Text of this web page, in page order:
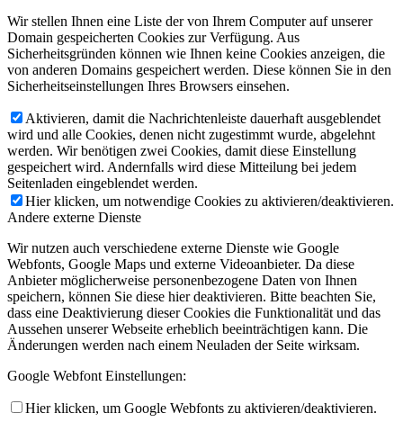
Wir stellen Ihnen eine Liste der von Ihrem Computer auf unserer
Domain gespeicherten Cookies zur Verfügung. Aus
Sicherheitsgründen können wie Ihnen keine Cookies anzeigen, die
von anderen Domains gespeichert werden. Diese können Sie in den
Sicherheitseinstellungen Ihres Browsers einsehen.
Aktivieren, damit die Nachrichtenleiste dauerhaft ausgeblendet
wird und alle Cookies, denen nicht zugestimmt wurde, abgelehnt
werden. Wir benötigen zwei Cookies, damit diese Einstellung
gespeichert wird. Andernfalls wird diese Mitteilung bei jedem
Seitenladen eingeblendet werden.
Hier klicken, um notwendige Cookies zu aktivieren/deaktivieren.
Andere externe Dienste
Wir nutzen auch verschiedene externe Dienste wie Google
Webfonts, Google Maps und externe Videoanbieter. Da diese
Anbieter möglicherweise personenbezogene Daten von Ihnen
speichern, können Sie diese hier deaktivieren. Bitte beachten Sie,
dass eine Deaktivierung dieser Cookies die Funktionalität und das
Aussehen unserer Webseite erheblich beeinträchtigen kann. Die
Änderungen werden nach einem Neuladen der Seite wirksam.
Google Webfont Einstellungen:
Hier klicken, um Google Webfonts zu aktivieren/deaktivieren.